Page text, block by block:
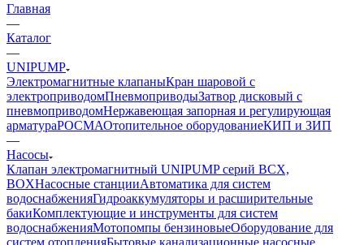
Главная
—
Каталог
—
UNIPUMP
Электромагнитные клапаныКран шаровой с
электроприводомПневмоприводыЗатвор дисковый с
пневмоприводомНержавеющая запорная и регулирующая
арматураРОСМАОтопительное оборудованиеКИП и ЗИП
—
Насосы
Клапан электромагнитный UNIPUMP серий BCX,
BOXНасосные станцииАвтоматика для систем
водоснабженияГидроаккумуляторы и расширительные
бакиКомплектующие и инструменты для систем
водоснабженияМотопомпы бензиновыеОборудование для
систем отопленияБытовые канализационные насосные